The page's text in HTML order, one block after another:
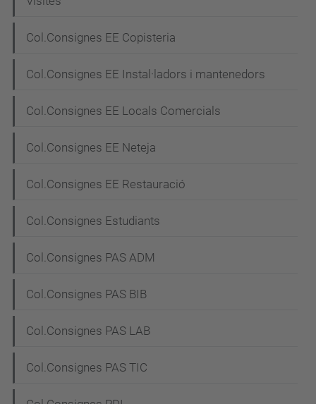
Col.Consignes EE Copisteria
Col.Consignes EE Instal·ladors i mantenedors
Col.Consignes EE Locals Comercials
Col.Consignes EE Neteja
Col.Consignes EE Restauració
Col.Consignes Estudiants
Col.Consignes PAS ADM
Col.Consignes PAS BIB
Col.Consignes PAS LAB
Col.Consignes PAS TIC